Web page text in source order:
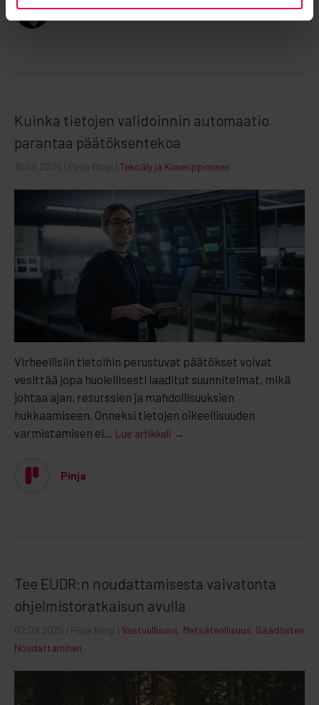
Petri Virtanen
Kuinka tietojen validoinnin automaatio
parantaa päätöksentekoa
10.09.2025 | Pinja Blogi | Tekoäly ja Koneoppiminen
Virheellisiin tietoihin perustuvat päätökset voivat
vesittää jopa huolellisesti laaditut suunnitelmat, mikä
johtaa ajan, resurssien ja mahdollisuuksien
hukkaamiseen. Onneksi tietojen oikeellisuuden
varmistamisen ei... Lue artikkeli →
Pinja
Tee EUDR:n noudattamisesta vaivatonta
ohjelmistoratkaisun avulla
02.09.2025 | Pinja Blogi | Vastuullisuus Metsäteollisuus Säädösten
Noudattaminen